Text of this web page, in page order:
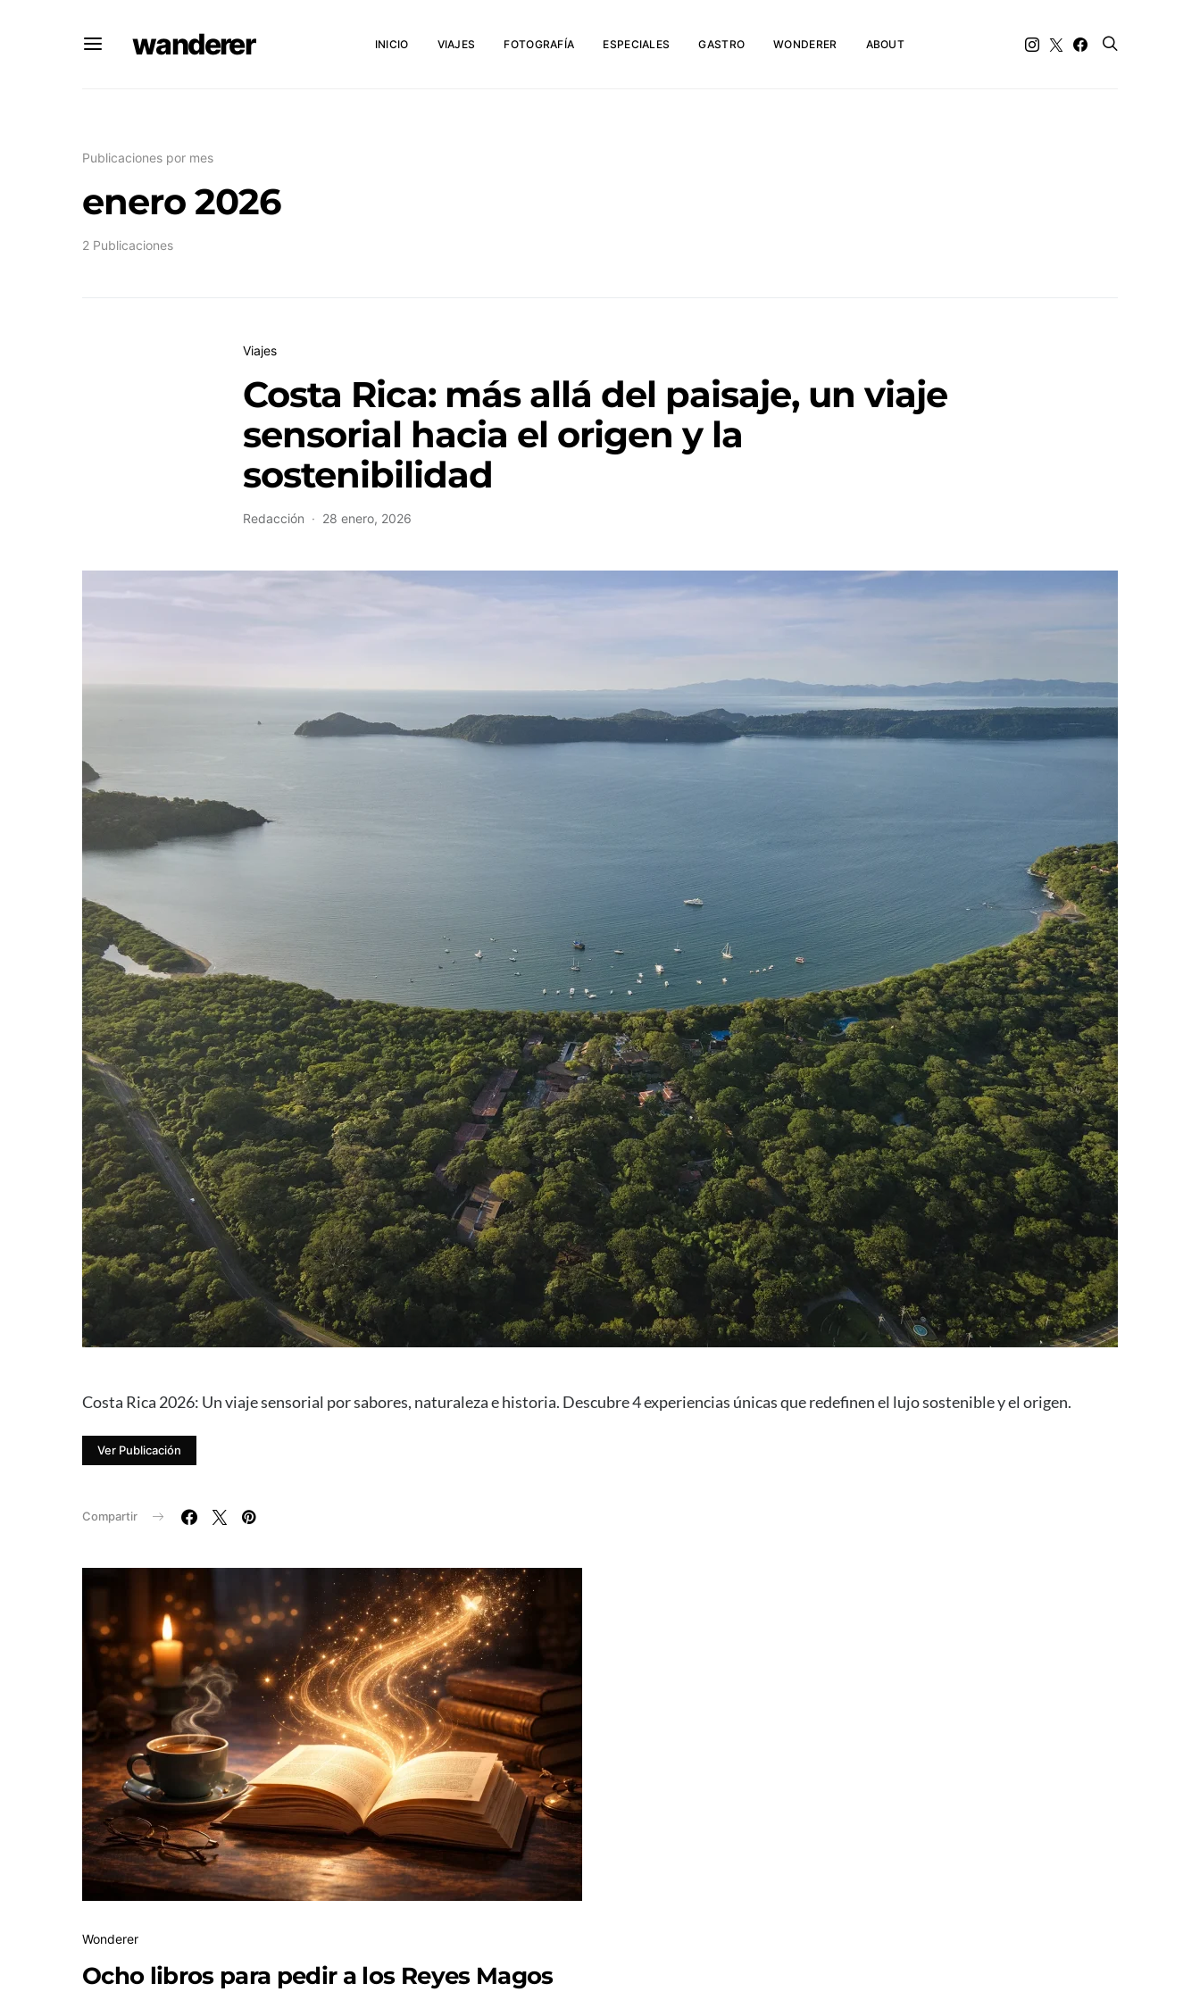
wanderer INICIO VIAJES FOTOGRAFÍA ESPECIALES GASTRO WONDERER ABOUT
Publicaciones por mes
enero 2026
2 Publicaciones
Viajes
Costa Rica: más allá del paisaje, un viaje
sensorial hacia el origen y la
sostenibilidad
Redacción 28 enero, 2026
Costa Rica 2026: Un viaje sensorial por sabores, naturaleza e historia. Descubre 4 experiencias únicas que redefinen el lujo sostenible y el origen.
Ver Publicación
Compartir
Wonderer
Ocho libros para pedir a los Reyes Magos